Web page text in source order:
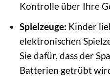
Kontrolle über Ihre
Spielzeuge: Kinder
elektronischen
Sie dafür, dass der
Batterien getrübt